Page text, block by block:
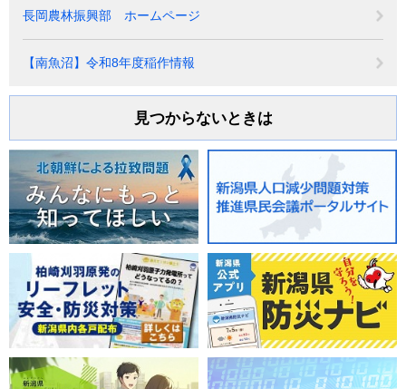
長岡農林振興部 ホームページ
【南魚沼】令和8年度稲作情報
見つからないときは